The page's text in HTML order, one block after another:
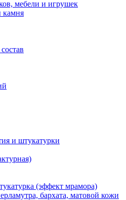
мебели и игрушек
камня
и штукатурки
(эффект мрамора)
бархата, матовой кожи